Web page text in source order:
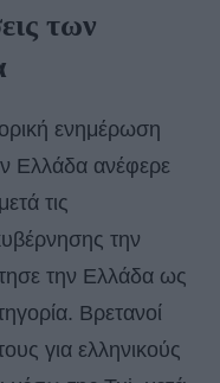
των
ενημέρωση
Ελλάδα ανέφερε
τις
την
την Ελλάδα ως
Βρετανοί
για ελληνικούς